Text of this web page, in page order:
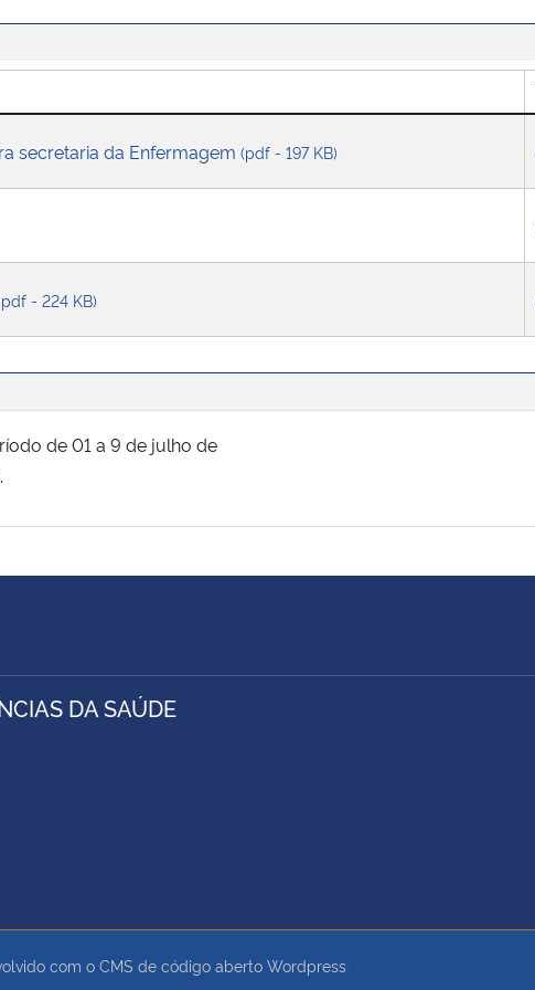
secretaria da Enfermagem (pdf - 197 KB)
- 224 KB)
de 01 a 9 de julho de
DA SAÚDE
com o CMS de código aberto Wordpress